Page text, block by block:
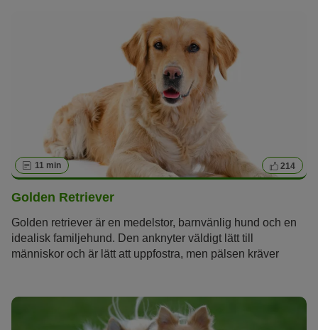
11 min 214
Golden Retriever
Golden retriever är en medelstor, barnvänlig hund och en
idealisk familjehund. Den anknyter väldigt lätt till
människor och är lätt att uppfostra, men pälsen kräver